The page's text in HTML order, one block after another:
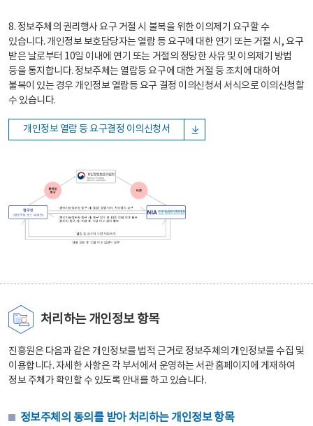
8. 정보주체의 권리행사 요구 거절 시 불복을 위한 이의제기 요구할 수
있습니다. 개인정보 보호담당자는 열람 등 요구에 대한 연기 또는 거절 시, 요구
받은 날로부터 10일 이내에 연기 또는 거절의 정당한 사유 및 이의제기 방법
등을 통지합니다. 정보주체는 열람등 요구에 대한 거절 등 조치에 대하여
불복이 있는 경우 개인정보 열람등 요구 결정 이의신청서 서식으로 이의신청할
수 있습니다.
개인정보 열람 등 요구결정 이의신청서
처리하는 개인정보 항목
진흥원은 다음과 같은 개인정보를 법적 근거로 정보주체의 개인정보를 수집 및
이용합니다. 자세한 사항은 각 부서에서 운영하는 서관 홈페이지에 게재하여
정보 주체가 확인할 수 있도록 안내를 하고 있습니다.
정보주체의 동의를 받아 처리하는 개인정보 항목